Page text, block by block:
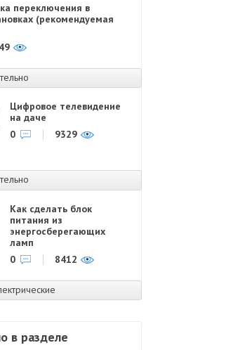
переключения в
(рекомендуемая
Цифровое телевидение
на даче
0
9329
Как сделать блок
питания из
энергосберегающих
ламп
0
8412
в разделе